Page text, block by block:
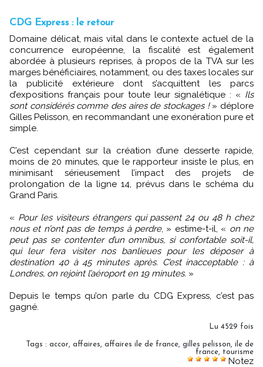
CDG Express : le retour
Domaine délicat, mais vital dans le contexte actuel de la
concurrence européenne, la fiscalité est également
abordée à plusieurs reprises, à propos de la TVA sur les
marges bénéficiaires, notamment, ou des taxes locales sur
la publicité extérieure dont s’acquittent les parcs
d’expositions français pour toute leur signalétique : « Ils
sont considérés comme des aires de stockages !» déplore
Gilles Pelisson, en recommandant une exonération pure et
simple.
C’est cependant sur la création d’une desserte rapide,
moins de 20 minutes, que le rapporteur insiste le plus, en
minimisant sérieusement l’impact des projets de
prolongation de la ligne 14, prévus dans le schéma du
Grand Paris.
« Pour les visiteurs étrangers qui passent 24 ou 48 h chez
nous et n’ont pas de temps à perdre, » estime-t-il, « on ne
peut pas se contenter d’un omnibus, si confortable soit-il,
qui leur fera visiter nos banlieues pour les déposer à
destination 40 à 45 minutes après. C’est inacceptable : à
Londres, on rejoint l’aéroport en 19 minutes. »
Depuis le temps qu’on parle du CDG Express, c’est pas
gagné.
Lu 4529 fois
Tags : accor affaires affaires ile de france gilles pelisson
ile de
france
tourisme
Notez